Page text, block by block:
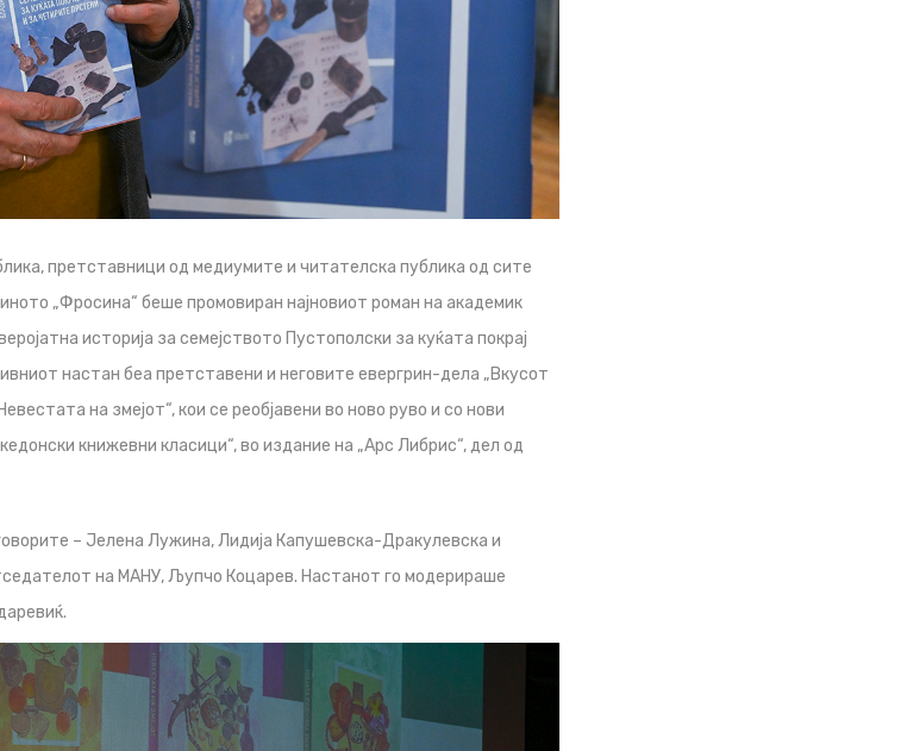
претставници од медиумите и читателска публика од сите
„Фросина“ беше промовиран најновиот роман на академик
историја за семејството Пустополски за куќата покрај
настан беа претставени и неговите евергрин-дела „Вкусот
на змејот“, кои се реобјавени во ново руво и со нови
книжевни класици“, во издание на „Арс Либрис“, дел од
– Јелена Лужина, Лидија Капушевска-Дракулевска и
на МАНУ, Љупчо Коцарев. Настанот го модерираше